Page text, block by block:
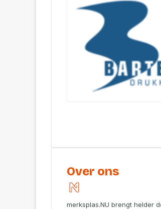
Over ons
merksplas.NU brengt helder